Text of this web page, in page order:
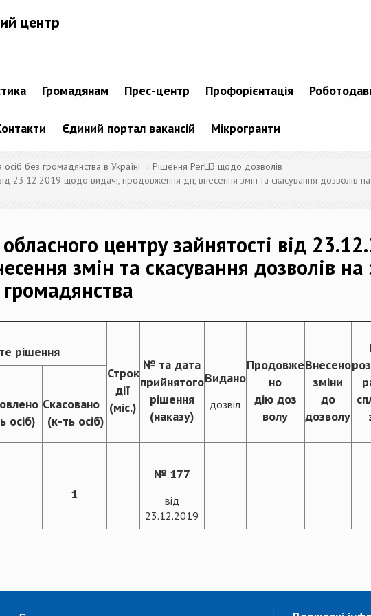
центр
Громадянам Прес-центр Профорієнтація
Єдиний портал вакансій Мікрогранти
без громадянства в Україні
Рішення РегЦЗ щодо дозволів
23.12.2019 щодо видачі, продовження дії, внесення змін та скасування дозволів на
центру зайнятості від
змін та скасування дозволів на
громадянства
рішення
Строк
дії
(міс.)
№ та дата
прийнятого
рішення
(наказу)
Видано
дозвіл
Продовже
но
дію доз
волу
Внесено
зміни
до
дозволу
осіб)
Скасовано
(к-ть осіб)
1
№ 177
від
23.12.2019